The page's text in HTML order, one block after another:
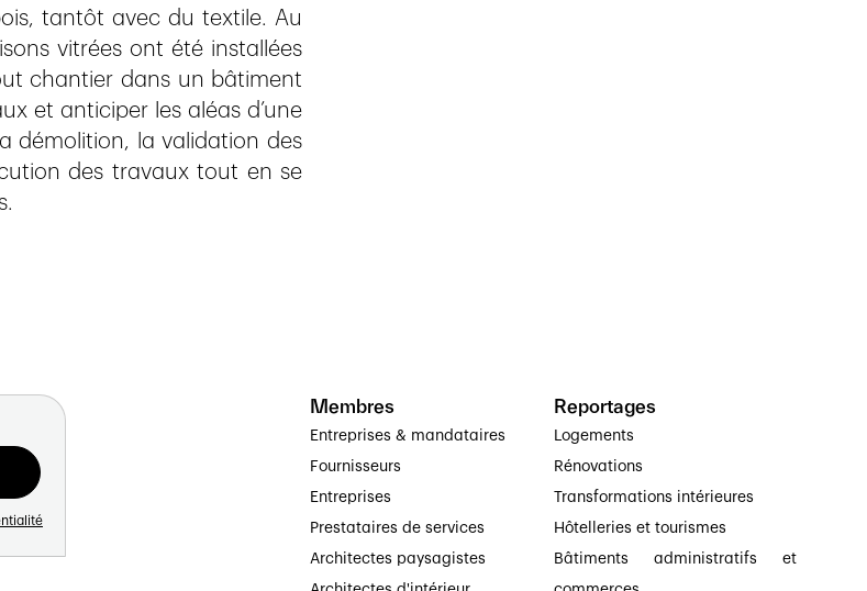
tantôt avec du textile. Au
vitrées ont été installées
chantier dans un bâtiment
et anticiper les aléas d’une
démolition, la validation des
des travaux tout en se
Membres
Entreprises & mandataires
Fournisseurs
Entreprises
Prestataires de services
Architectes paysagistes
Reportages
Logements
Rénovations
Transformations intérieures
Hôtelleries et tourismes
Bâtiments administratifs et